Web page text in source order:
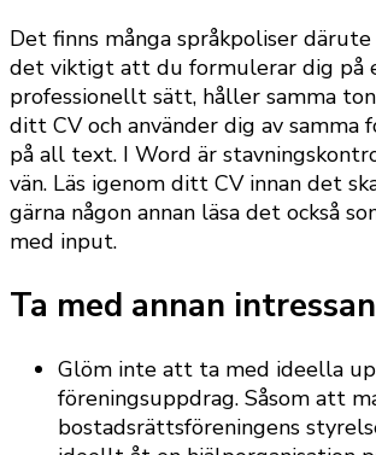
Det finns många språkpoliser
det viktigt att du formulerar dig på
professionellt sätt, håller samma
ditt CV och använder dig av samma
på all text. I Word är
vän. Läs igenom ditt CV innan det
gärna någon annan läsa det också
med input.
Ta med annan
Glöm inte att ta med ideella
föreningsuppdrag. Såsom att
bostadsrättsföreningens